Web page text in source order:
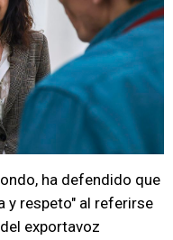
ha defendido que
y respeto" al referirse
exportavoz